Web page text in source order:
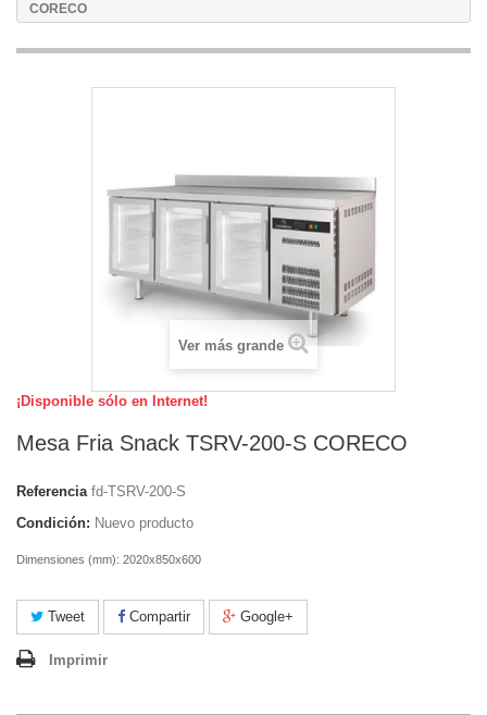
CORECO
Ver más grande
¡Disponible sólo en Internet!
Mesa Fria Snack TSRV-200-S CORECO
Referencia fd-TSRV-200-S
Condición: Nuevo producto
Dimensiones (mm): 2020x850x600
Tweet Compartir Google+
Imprimir